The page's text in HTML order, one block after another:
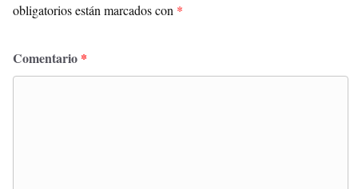
obligatorios están marcados con *
Comentario *